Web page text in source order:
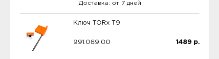
Доставка: от 7 дней
Ключ TORx T9
991.069.00 1489 р.